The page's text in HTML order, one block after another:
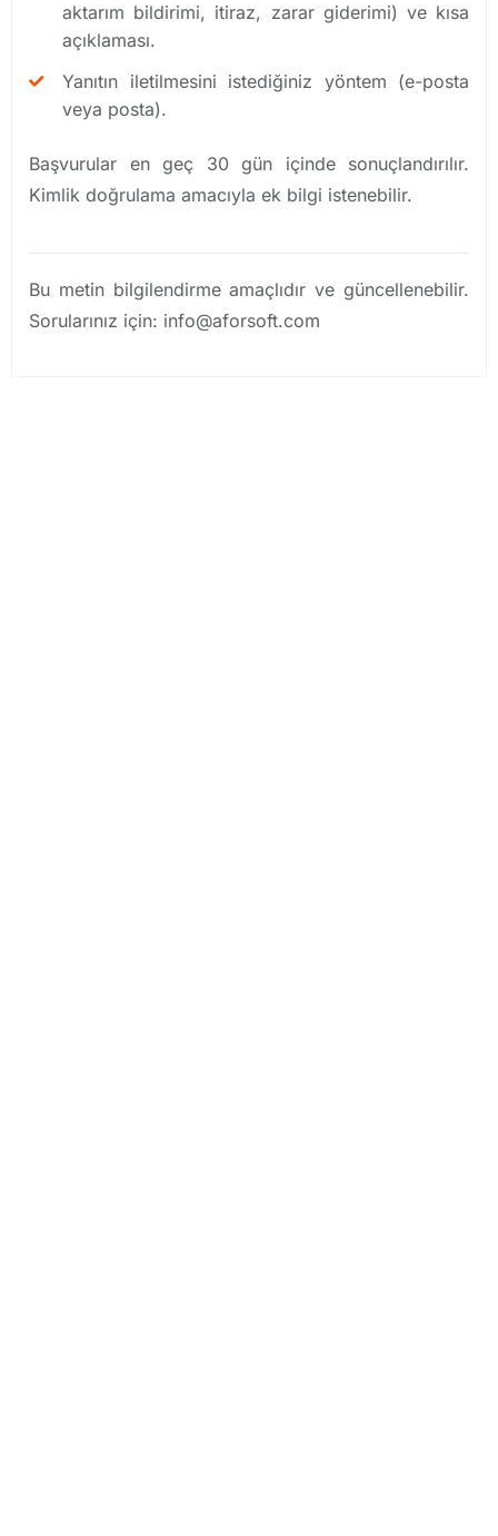
aktarım bildirimi, itiraz, zarar giderimi) ve kısa
açıklaması.
Yanıtın iletilmesini istediğiniz yöntem (e-posta
veya posta).
Başvurular en geç 30 gün içinde sonuçlandırılır.
Kimlik doğrulama amacıyla ek bilgi istenebilir.
Bu metin bilgilendirme amaçlıdır ve güncellenebilir.
Sorularınız için: info@aforsoft.com